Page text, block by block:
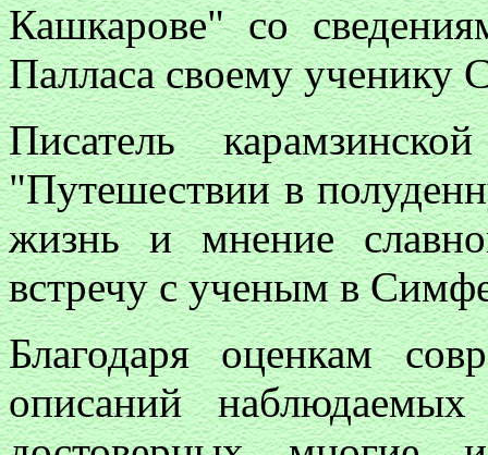
Кашкарове" со
Палласа своему ученику
Писатель
"Путешествии в
жизнь и мнение
встречу с ученым в
Благодаря оценкам
описаний